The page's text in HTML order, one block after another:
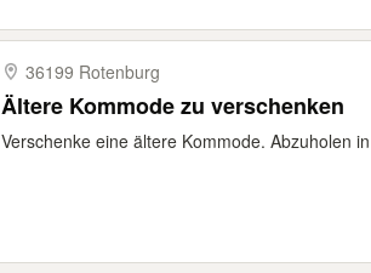
36199 Rotenburg
Ältere Kommode zu verschenken
Verschenke eine ältere Kommode. Abzuholen